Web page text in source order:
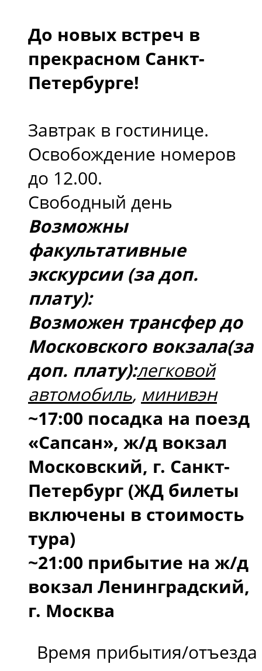
До новых встреч в
прекрасном Санкт-
Петербурге!
Завтрак в гостинице.
Освобождение номеров
до 12.00.
Свободный день
Возможны
факультативные
экскурсии (за доп.
плату):
Возможен трансфер до
Московского вокзала(за
доп. плату):легковой
автомобиль, минивэн
~17:00 посадка на поезд
«Сапсан», ж/д вокзал
Московский, г. Санкт-
Петербург (ЖД билеты
включены в стоимость
тура)
~21:00 прибытие на ж/д
вокзал Ленинградский,
г. Москва
Время прибытия/отъезда